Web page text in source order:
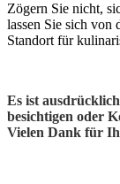
Zögern Sie nicht,
lassen Sie sich von
Standort für
Es ist
besichtigen oder
Vielen Dank für